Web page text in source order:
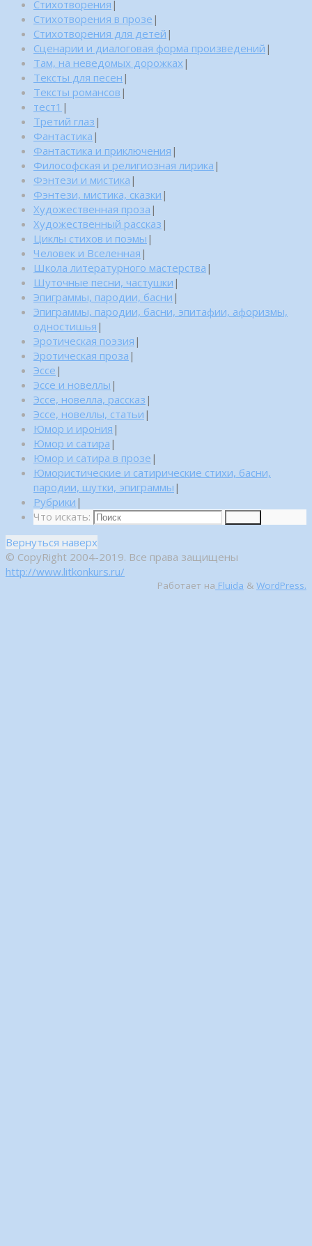
Стихотворения |
Стихотворения в прозе |
Стихотворения для детей |
Сценарии и диалоговая форма произведений |
Там, на неведомых дорожках |
Тексты для песен |
Тексты романсов |
тест1 |
Третий глаз |
Фантастика |
Фантастика и приключения |
Философская и религиозная лирика |
Фэнтези и мистика |
Фэнтези, мистика, сказки |
Художественная проза |
Художественный рассказ |
Циклы стихов и поэмы |
Человек и Вселенная |
Школа литературного мастерства |
Шуточные песни, частушки |
Эпиграммы, пародии, басни |
Эпиграммы, пародии, басни, эпитафии, афоризмы,
одностишья |
Эротическая поэзия |
Эротическая проза |
Эссе |
Эссе и новеллы |
Эссе, новелла, рассказ |
Эссе, новеллы, статьи |
Юмор и ирония |
Юмор и сатира |
Юмор и сатира в прозе |
Юмористические и сатирические стихи, басни,
пародии, шутки, эпиграммы |
Рубрики |
Что искать:
Вернуться наверх
© CopyRight 2004-2019. Все права защищены
http://www.litkonkurs.ru/
Работает на Fluida & WordPress.